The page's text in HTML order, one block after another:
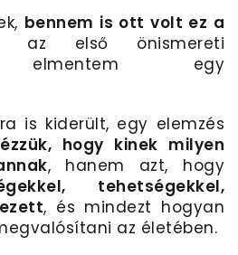
bennem is ott volt ez a
az első önismereti
elmentem egy
is kiderült, egy elemzés
hogy kinek milyen
, hanem azt, hogy
, tehetségekkel,
, és mindezt hogyan
az életében.